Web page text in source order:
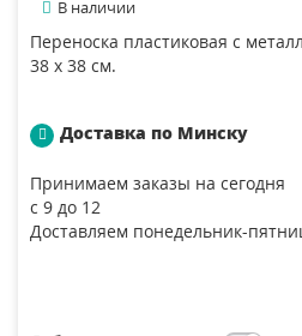
В наличии
Переноска пластиковая с
38 х 38 см.
Доставка по Минску
Принимаем заказы на сегодня
с 9 до 12
Доставляем понедельник-